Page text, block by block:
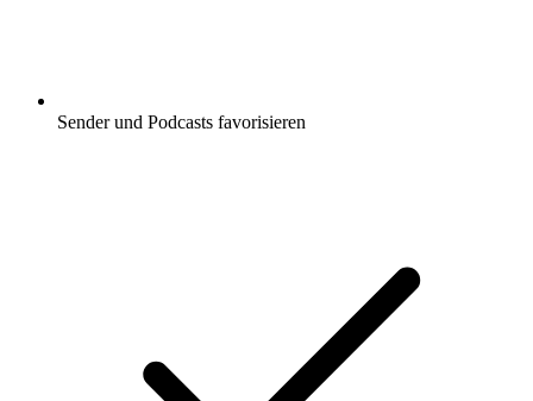
Sender und Podcasts favorisieren